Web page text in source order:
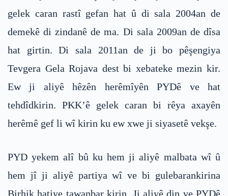
gelek caran rastî gefan hat û di sala 2004an de
demekê di zindanê de ma. Di sala 2009an de dîsa
hat girtin. Di sala 2011an de ji bo pêşengiya
Tevgera Gela Rojava dest bi xebateke mezin kir.
Ew ji aliyê hêzên herêmîyên PYDê ve hat
tehdîdkirin. PKK’ê gelek caran bi rêya axayên
herêmê gef li wî kirin ku ew xwe ji siyasetê vekşe.
PYD yekem alî bû ku hem ji aliyê malbata wî û
hem jî ji aliyê partiya wî ve bi gulebarankirina
Birhik hatiye tawanbar kirin. Ji aliyê din ve PYDê